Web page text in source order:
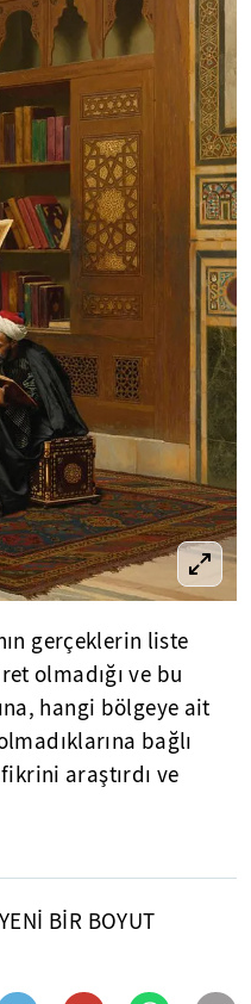
gerçeklerin liste
olmadığı ve bu
hangi bölgeye ait
bağlı
araştırdı ve
BİR BOYUT